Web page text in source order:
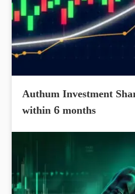
Authum Investment
within 6 months